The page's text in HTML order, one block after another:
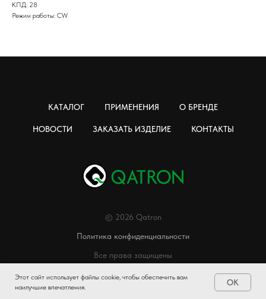
КПД: 28
Режим работы: CW
Этот сайт использует файлы cookie, чтобы обеспечить вам
наилучшие впечатления.
OK
КАТАЛОГ ПРИМЕНЕНИЯ О БРЕНДЕ
НОВОСТИ ЗАКАЗАТЬ ИЗДЕЛИЕ КОНТАКТЫ
© 2026 Qatron
Политика конфиденциальности
Все права защищены